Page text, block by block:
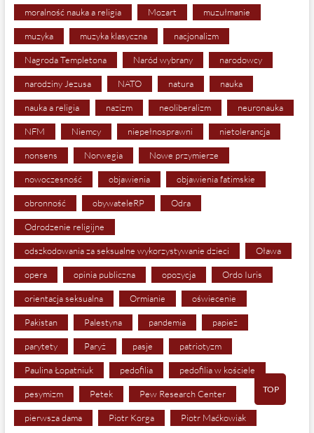
moralność nauka a religia Mozart muzułmanie
muzyka muzyka klasyczna nacjonalizm
Nagroda Templetona Naród wybrany narodowcy
narodziny Jezusa NATO natura nauka
nauka a religia nazizm neoliberalizm neuronauka
NFM Niemcy niepełnosprawni nietolerancja
nonsens Norwegia Nowe przymierze
nowoczesność objawienia objawienia fatimskie
obronność obywateleRP Odra
Odrodzenie religijne
odszkodowania za seksualne wykorzystywanie dzieci Oława
opera opinia publiczna opozycja Ordo Iuris
orientacja seksualna Ormianie oświecenie
Pakistan Palestyna pandemia papież
parytety Paryż pasje patriotyzm
Paulina Łopatniuk pedofilia pedofilia w kościele
pesymizm Petek Pew Research Center
pierwsza dama Piotr Korga Piotr Maćkowiak
TOP